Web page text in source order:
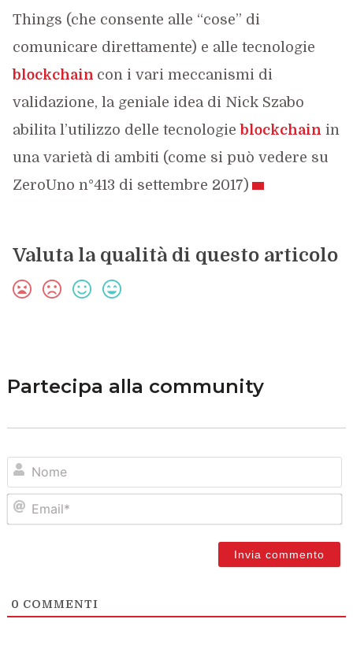
Things (che consente alle “cose” di
comunicare direttamente) e alle tecnologie
blockchain con i vari meccanismi di
validazione, la geniale idea di Nick Szabo
abilita l’utilizzo delle tecnologie blockchain in
una varietà di ambiti (come si può vedere su
ZeroUno n°413 di settembre 2017)
Valuta la qualità di questo articolo
Partecipa alla community
0 COMMENTI